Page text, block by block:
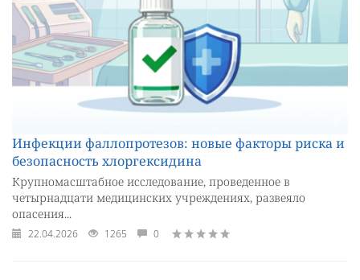
Инфекции фаллопротезов: новые факторы риска и
безопасность хлоргексидина
Крупномасштабное исследование, проведенное в
четырнадцати медицинских учреждениях, развеяло
опасения...
22.04.2026 1265 0